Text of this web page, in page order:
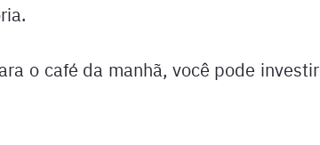
o café da manhã, você pode investir